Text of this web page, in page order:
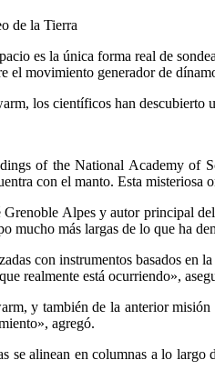
de la Tierra
es la única forma real de
el movimiento generador de
los científicos han descubierto
of the National Academy of
con el manto. Esta
Alpes y autor principal
mucho más largas de lo que ha
con instrumentos basados
realmente está ocurriendo»,
y también de la anterior
agregó.
se alinean en columnas a lo